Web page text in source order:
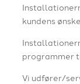
kundens
programmer
Vi udfører/